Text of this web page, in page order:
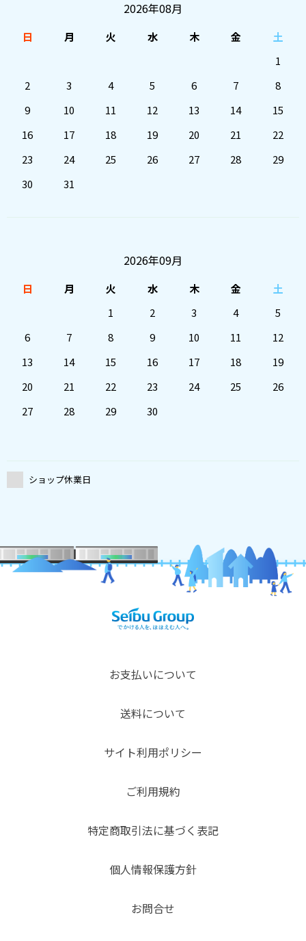
2026年08月
日 月 火 水 木 金
土
1
2
3 4 5 6 7
8
9
10 11 12 13 14
15
16
17 18 19 20 21
22
23
24 25 26 27 28
29
30
31
2026年09月
日 月 火 水 木 金
土
1
2 3 4
5
6
7 8 9 10 11
12
13
14 15 16 17 18
19
20
21 22 23 24 25
26
27
28 29 30
ショップ休業日
お支払いについて
送料について
サイト利用ポリシー
ご利用規約
特定商取引法に基づく表記
個人情報保護方針
お問合せ